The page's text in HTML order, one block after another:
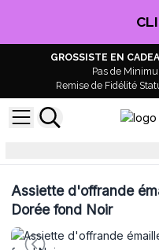
EN
GROSSISTE EN
Pas de
Remise de Fidélité
Assiette d'offrande
Dorée fond Noir